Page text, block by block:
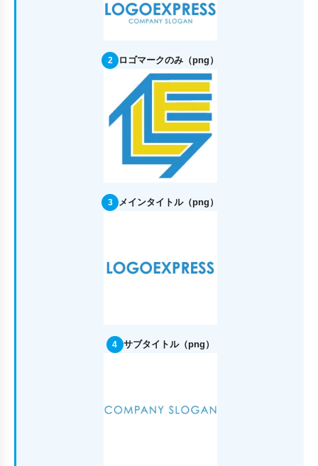
2 ロゴマークのみ（png）
3 メインタイトル（png）
4 サブタイトル（png）